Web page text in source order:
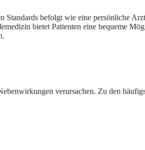
befolgt wie eine persönliche
bietet Patienten eine bequeme
verursachen. Zu den